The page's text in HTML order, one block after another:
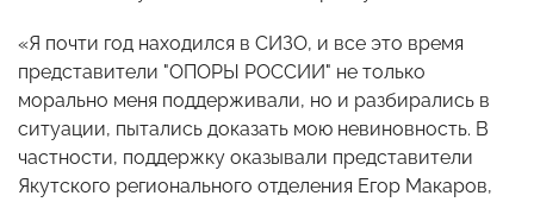
«Я почти год находился в СИЗО, и все это время
представители "ОПОРЫ РОССИИ" не только
морально меня поддерживали, но и разбирались в
ситуации, пытались доказать мою невиновность. В
частности, поддержку оказывали представители
Якутского регионального отделения Егор Макаров,